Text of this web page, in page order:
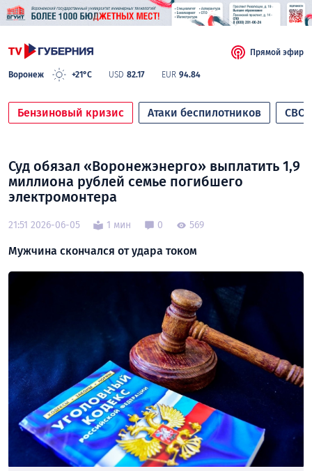
Воронеж +21°C USD 82.17 EUR 94.84
Прямой эфир
Бензиновый кризис Атаки беспилотников СВО
Суд обязал «Воронежэнерго» выплатить 1,9
миллиона рублей семье погибшего
электромонтера
21:51 2026-06-05 1 мин 0 569
Мужчина скончался от удара током